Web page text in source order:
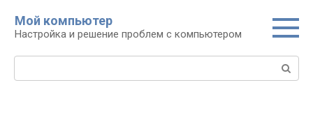
контенту
Мой компьютер
Настройка и решение проблем с компьютером
Поиск: